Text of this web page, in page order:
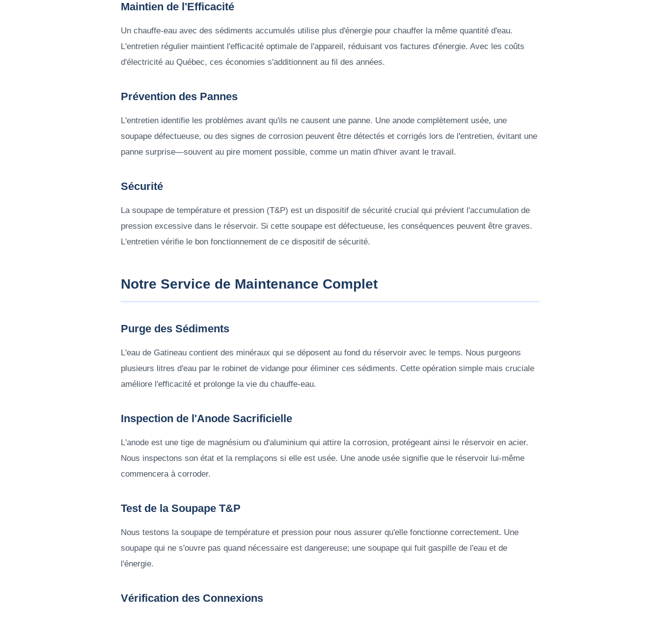
Maintien de l'Efficacité
Un chauffe-eau avec des sédiments accumulés utilise plus d'énergie pour chauffer la même quantité d'eau.
L'entretien régulier maintient l'efficacité optimale de l'appareil, réduisant vos factures d'énergie. Avec les coûts
d'électricité au Québec, ces économies s'additionnent au fil des années.
Prévention des Pannes
L'entretien identifie les problèmes avant qu'ils ne causent une panne. Une anode complètement usée, une
soupape défectueuse, ou des signes de corrosion peuvent être détectés et corrigés lors de l'entretien, évitant une
panne surprise—souvent au pire moment possible, comme un matin d'hiver avant le travail.
Sécurité
La soupape de température et pression (T&P) est un dispositif de sécurité crucial qui prévient l'accumulation de
pression excessive dans le réservoir. Si cette soupape est défectueuse, les conséquences peuvent être graves.
L'entretien vérifie le bon fonctionnement de ce dispositif de sécurité.
Notre Service de Maintenance Complet
Purge des Sédiments
L'eau de Gatineau contient des minéraux qui se déposent au fond du réservoir avec le temps. Nous purgeons
plusieurs litres d'eau par le robinet de vidange pour éliminer ces sédiments. Cette opération simple mais cruciale
améliore l'efficacité et prolonge la vie du chauffe-eau.
Inspection de l'Anode Sacrificielle
L'anode est une tige de magnésium ou d'aluminium qui attire la corrosion, protégeant ainsi le réservoir en acier.
Nous inspectons son état et la remplaçons si elle est usée. Une anode usée signifie que le réservoir lui-même
commencera à corroder.
Test de la Soupape T&P
Nous testons la soupape de température et pression pour nous assurer qu'elle fonctionne correctement. Une
soupape qui ne s'ouvre pas quand nécessaire est dangereuse; une soupape qui fuit gaspille de l'eau et de
l'énergie.
Vérification des Connexions